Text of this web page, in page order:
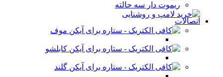
ریموت دار سه حالته
اتصالات
موف
کابلشو
گلند